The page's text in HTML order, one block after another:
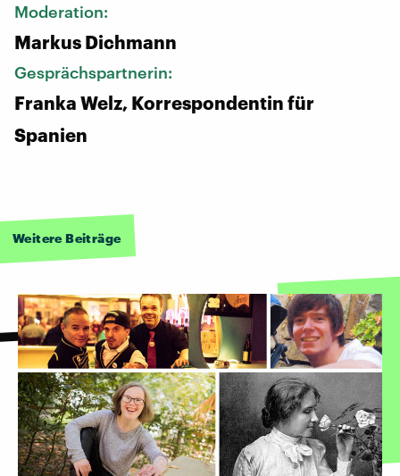
Moderation:
Markus Dichmann
Gesprächspartnerin:
Franka Welz, Korrespondentin für
Spanien
Weitere Beiträge